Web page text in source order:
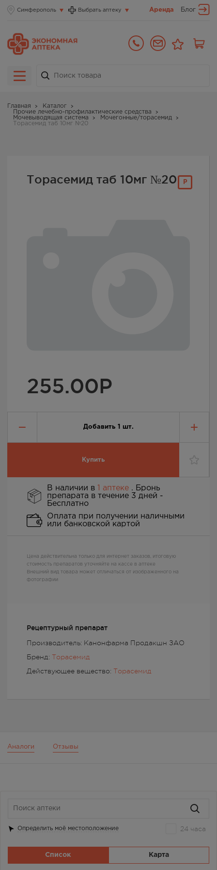
Симферополь Выбрать аптеку Аренда Блог
Главная
Каталог
Прочие лечебно-профилактические средства
Мочевыводящая система
Мочегонные/торасемид
Торасемид таб 10мг №20
Р
Торасемид таб 10мг №20
255.00Р
Добавить 1 шт.
Купить
Рецептурный препарат
Производитель: Канонфарма Продакшн ЗАО
Бренд: Торасемид
Действующее вещество: Торасемид
В наличии в 1 аптеке . Бронь
препарата в течение 3 дней -
Бесплатно
Оплата при получении наличными
или банковской картой
Цена действительна только для интернет заказов, итоговую
стоимость препаратов уточняйте на кассе в аптеке
Внешний вид товара может отличаться от изображенного на
фотографии
Аналоги Отзывы
Определить моё местоположение 24 часа
Список Карта